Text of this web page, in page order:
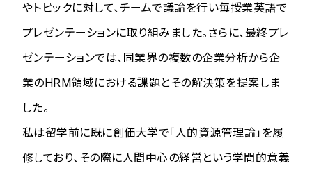
やトピックに対して、チームで議論を行い毎授業英語で
プレゼンテーションに取り組みました。さらに、最終プレ
ゼンテーションでは、同業界の複数の企業分析から企
業のHRM領域における課題とその解決策を提案しま
した。
私は留学前に既に創価大学で「人的資源管理論」を履
修しており、その際に人間中心の経営という学問的意義